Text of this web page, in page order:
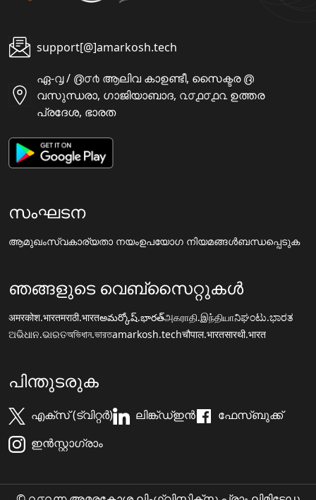
support[@]amarkosh.tech
ഏ-൮ / ൫൦൪ ആലിവ കാഉണ്ടീ, സൈക്ടര ൫
വസുന്ധരാ, ഗാജിയാബാദ, ൨൦൧൦൧൨ ഉത്തര
പ്രദേശ, ഭാരത
സംഘടന
ആമുഖംസ്വകാര്യതാ നയംഉപയോഗ നിയമങ്ങൾബന്ധപ്പെടുക
ഞങ്ങളുടെ വെബ്സൈറ്റുകൾ
अमरकोश.भारतमराठी.भारतఅమర్కోష్.భారత్அகராதி.இந்தியாನಿಘಂಟು.ಭಾರತ
ଅଭିଧାନ.ଭାରତঅভিধান.ভারতamarkosh.techचौपाल.भारतसारथी.भारत
പിന്തുടരുക
എക്സ് (ട്വിറ്റർ) ലിങ്ക്ഡ്ഇൻ
ഫേസ്ബുക്ക്
ഇൻസ്റ്റാഗ്രാം